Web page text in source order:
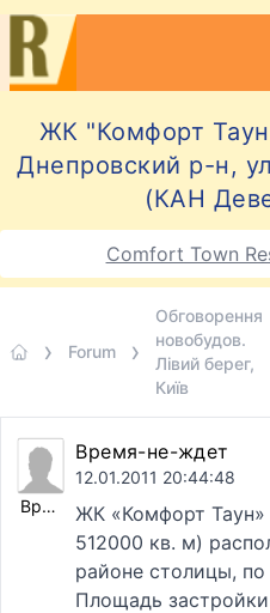
ЖК "Комфорт
Днепровский р-н,
(КАН
Comfort Town
Forum
Обговорення
новобудов.
Лівий берег,
Київ
Время-не-ждет
Время-не-ждет
12.01.2011 20:44:48
ЖК «Комфорт
512000 кв. м)
районе столицы, по
Площадь